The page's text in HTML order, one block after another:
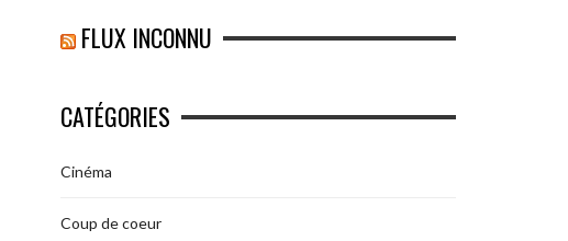
FLUX INCONNU
CATÉGORIES
Cinéma
Coup de coeur